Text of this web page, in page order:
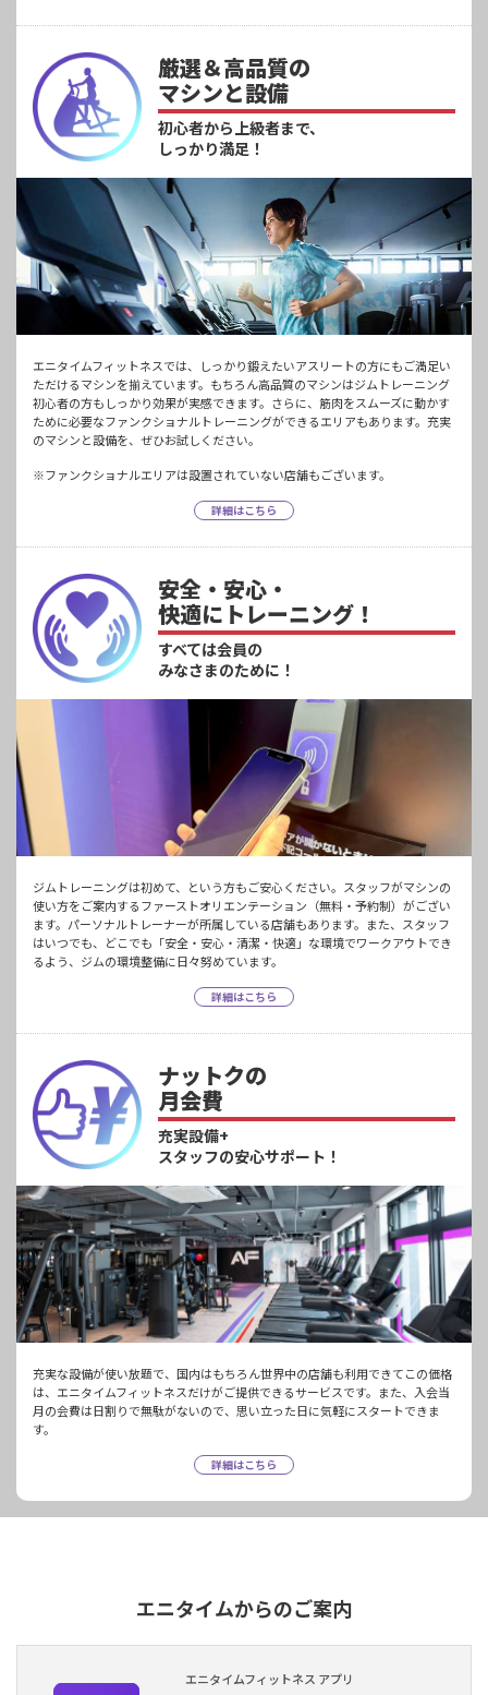
厳選＆高品質の
マシンと設備
初心者から上級者まで、
しっかり満足！
エニタイムフィットネスでは、しっかり鍛えたいアスリートの方にもご満足い
ただけるマシンを揃えています。もちろん高品質のマシンはジムトレーニング
初心者の方もしっかり効果が実感できます。さらに、筋肉をスムーズに動かす
ために必要なファンクショナルトレーニングができるエリアもあります。充実
のマシンと設備を、ぜひお試しください。
※ファンクショナルエリアは設置されていない店舗もございます。
詳細はこちら
安全・安心・
快適にトレーニング！
すべては会員の
みなさまのために！
ジムトレーニングは初めて、という方もご安心ください。スタッフがマシンの
使い方をご案内するファーストオリエンテーション（無料・予約制）がござい
ます。パーソナルトレーナーが所属している店舗もあります。また、スタッフ
はいつでも、どこでも「安全・安心・清潔・快適」な環境でワークアウトでき
るよう、ジムの環境整備に日々努めています。
詳細はこちら
ナットクの
月会費
充実設備+
スタッフの安心サポート！
充実な設備が使い放題で、国内はもちろん世界中の店舗も利用できてこの価格
は、エニタイムフィットネスだけがご提供できるサービスです。また、入会当
月の会費は日割りで無駄がないので、思い立った日に気軽にスタートできま
す。
詳細はこちら
エニタイムからのご案内
エニタイムフィットネス アプリ